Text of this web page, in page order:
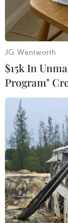
Bằng cách
các vấn đề
thể thực hiện
smartphone
thông qua
Thông báo
JG Wentworth
$15k In
Program"